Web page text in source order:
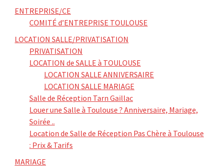
ENTREPRISE/CE
COMITÉ d’ENTREPRISE TOULOUSE
LOCATION SALLE/PRIVATISATION
PRIVATISATION
LOCATION de SALLE à TOULOUSE
LOCATION SALLE ANNIVERSAIRE
LOCATION SALLE MARIAGE
Salle de Réception Tarn Gaillac
Louer une Salle à Toulouse ? Anniversaire, Mariage,
Soirée ..
Location de Salle de Réception Pas Chère à Toulouse
: Prix & Tarifs
MARIAGE